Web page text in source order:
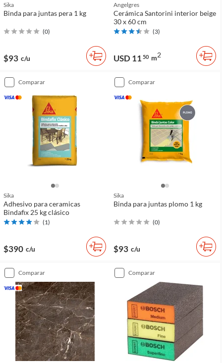
Sika
Binda para juntas pera 1 kg
(0)
$93 c/u
Angelgres
Cerámica Santorini interior beige
30 x 60 cm
(3)
USD 11 50 m2
comparar
Sika
Adhesivo para ceramicas
Bindafix 25 kg clásico
(1)
$390 c/u
comparar
Sika
Binda para juntas plomo 1 kg
(0)
$93 c/u
comparar comparar